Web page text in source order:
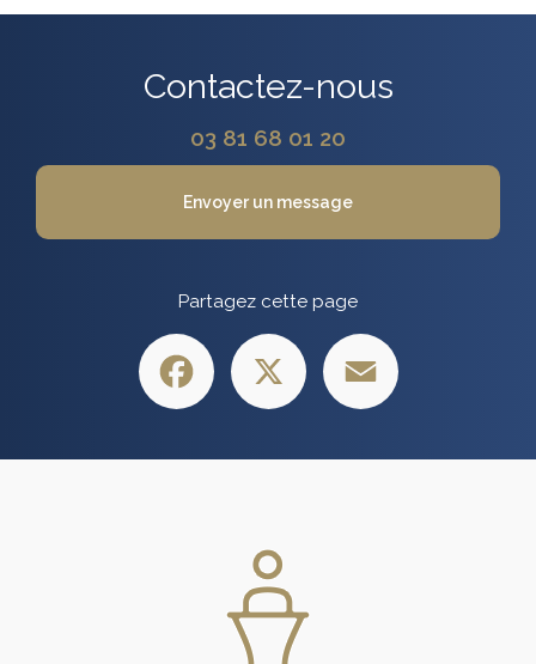
Contactez-nous
03 81 68 01 20
Envoyer un message
Partagez cette page
Facebook